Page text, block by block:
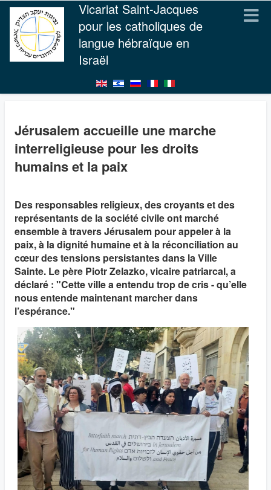
Vicariat Saint-Jacques
pour les catholiques de
langue hébraïque en
Israël
Jérusalem accueille une marche
interreligieuse pour les droits
humains et la paix
Des responsables religieux, des croyants et des
représentants de la société civile ont marché
ensemble à travers Jérusalem pour appeler à la
paix, à la dignité humaine et à la réconciliation au
cœur des tensions persistantes dans la Ville
Sainte. Le père Piotr Zelazko, vicaire patriarcal, a
déclaré : "Cette ville a entendu trop de cris - qu’elle
nous entende maintenant marcher dans
l’espérance."